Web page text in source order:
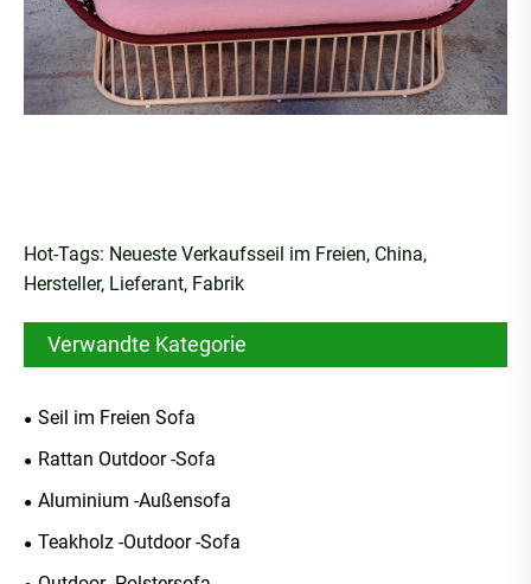
Hot-Tags: Neueste Verkaufsseil im Freien, China,
Hersteller, Lieferant, Fabrik
Verwandte Kategorie
Seil im Freien Sofa
Rattan Outdoor -Sofa
Aluminium -Außensofa
Teakholz -Outdoor -Sofa